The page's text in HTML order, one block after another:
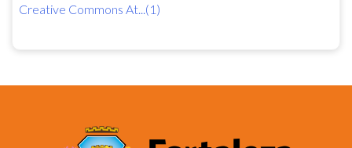
Creative Commons At...(1)